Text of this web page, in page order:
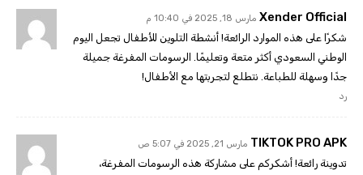
Xender Official مارس 18, 2025 في 10:40 م
شكرًا على هذه الموارد الرائعة! أنشطة التلوين للأطفال تجعل اليوم
الوطني السعودي أكثر متعة وتعليمًا. الرسومات المفرغة جميلة
جدًا وسهلة للطباعة. نتطلع لتجربتها مع الأطفال!
رد
TIKTOK PRO APK مارس 21, 2025 في 5:07 ص
تدوينة رائعة! أشكركم على مشاركة هذه الرسومات المفرغة،